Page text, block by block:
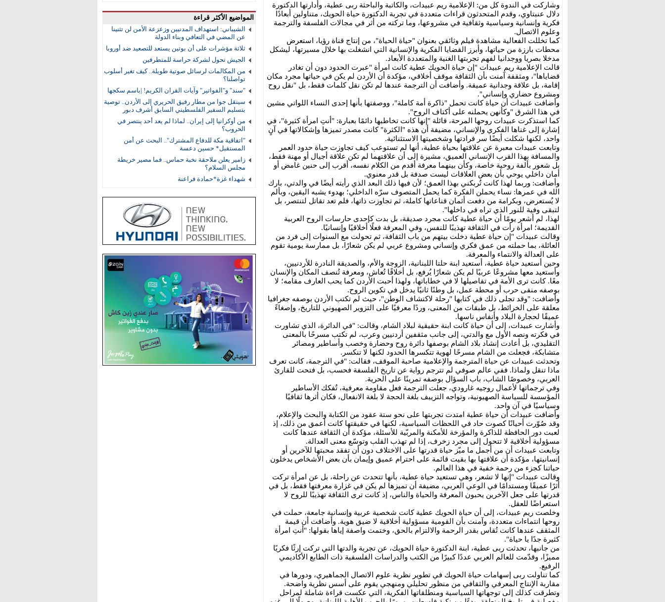
المواضيع الأكثر قراءة
الشيباني: استهداف المدنيين وزعزعة الأمن لن تثنينا
عن المضي في التعافي وبناء الدولة
ثلاثة مؤشرات على أن بوتين يستعد للتصعيد ضد أوروبا
الجيش تحول لشركة حراسة للمتطرفين
من المكالمات لرسائل صوتية طويلة.. كيف تغير أسلوب
تواصلنا؟
"سند" و"الفواتير" وآيات القران الكريم! |باسم سكجها
سينقل جوا من مطار رفيق الحريري إلى الأردن.. توصية
بتسليم السفير الفلسطيني السابق أشرف دبور
من أوكرانيا إلى إيران.. لماذا لم يعد أحد ينتصر في
الحروب؟
"اتفاقية مكة للدفاع المشترك".. البحث عن أمن
المستقبل* حسين دعسة
زامير يعلن ملاحقة نخبة حماس.. فما مصير خريطة
مجلس السلام؟
شهداء غزة*حمادة فراعنة
وشاركت في الندوة كل من: الإعلامية ريم عبيدات، والكاتبة والباحثة ربى عطية، وأدارتها الدكتورة
دلال عنبتاوي، وقدم المتحدثون قراءات متعددة في تجربة الدكتورة حياة الحويك، متناولين أبعادًا
فكرية وإنسانية وسياسية وثقافية في مشروعها، وما تركته من أثر في مجالات الفلسفة والترجمة
وعلوم الاتصال.
كما تخللت الفعالية مشاهدة فيلم وثائقي بعنوان "حياة الحياة"، من إنتاج قناة رؤيا، استعرض
محطات بارزة من حياتها، وأبرز القضايا الفكرية والإنسانية التي انشغلت بها خلال مسيرتها، ليشكل
مدخلا بصريا ووجدانيا لفهم تجربتها الغنية والمتعددة الأبعاد.
قالت الإعلامية ريم عبيدات "إن حياة الحويك عطية كانت امرأة "عبرت الحدود دون أن تغادر
قضاياها"، ومثقفة آمنت بأن الثقافة موقف أخلاقي، مؤكدة أن الأردن لم يكن في حياتها مجرد مكان
إقامة، بل علاقة وجدانية عميقة. وأضافت أن الترجمة عندها لم تكن نقل كلمات فقط، بل "نقل روح
ومشروع حضاري وإنساني".
وأضافت عبيدات أن حياة كانت تحمل "ذاكرة أمة كاملة"، ووصفتها بأنها إحدى النساء اللواتي مشين
في هذا الشرق "وكأنهن يحملنه على أكتاف الروح".
كما استذكرت عبيدات روحها المرحة، قائلة "إنها كانت تخاطبها دائمًا بعبارة: "أنتِ امرأة كثيرة"، في
إشارة إلى غناها الفكري والإنساني، مضيفة أن هذه "الكثرة" كانت مصدر تميزها وإشكالاتها في آنٍ
واحد، لكنها شكلت أيضًا سر فرادتها وشخصيتها الاستثنائية.
وتابعت عبيدات معبرة عن علاقتها بحياة عطية، أنها لم تستوعب كيف تجاوزت حياة حدود العمر
والمسافة بهذا القرب الإنساني العميق، مشيرة إلى أن علاقتهما لم تكن علاقة أجيال أو مهنة فقط،
بل شعور بألفة روحية خاصة، وكأن بينهما معرفة أقدم من الكلام نفسه، أقرب إلى حنين غامض أو
أمان داخلي يوحي بأن بعض العلاقات ليست صدفة بل قدر معنوي.
وأضافت: وربما لهذا كانت تُربكني بهذا العمق؛ لأن فيها ذلك البعد الذي رأيته أيضًا في والدتي، بارك
الله في عمرها: نساء يحملن الفكرة كما يحمل المتصوف سرّه الداخلي؛ بهدوء يشبه اليقين، وبألم
لا يُستعرض، وبكرامة من دفعت أثمان قناعاتها كاملة، ثم تجاوزت ذاتها، فلم تعد تقاتل لتنتصر، بل
لتبقى وفية للنور الذي تراه في داخلها".
لهذا، لم أشعر يومًا أن حياة عطية كانت مجرد صديقة، بل بدت كإحدى حارسات الروح العربية
القديمة؛ امرأة رأت في الثقافة تهذيبًا للنفس، وفي المعرفة فعلًا أخلاقيًا وإنسانيًا.
وقالت عبيدات "إن حياة عطية دخلت بيتهم من باب الثقافة، ثم تحولت مع السنوات إلى فرد من
العائلة، بما حملته من عمق فكري وإنساني ومشروع عربي لم يكن شعارًا، بل ممارسة يومية تقوم
على العدالة والانتماء والمعرفة.
وحين أستعيد حياة عطية، أستعيد ابنة حلتا اللبنانية، الزوجة والأم، والصديقة النادرة للأردنيين،
وأستعيد معها مشروعًا عربيًا لم يكن شعارًا يُرفع، بل أخلاقًا تُعاش، ومعرفة تُنصف المكان والإنسان
معًا. كانت ترى الأمة في تفاصيلها لا في خطاباتها، ولهذا أحبت الأردن كما يحب العارف مقامه؛ لا
بوصفه منفى حرب أو محطة عمل، بل وطنًا ثانيًا يدخل في تكوين الروح.
وأضافت: "وقد تجلى ذلك في كتابها "رحلة لاكتشاف الوطن"، حيث لم تكتب الأردن بوصفه جغرافيا
معلقة على الخرائط، بل طبقات من المعنى، وردًا معرفيًا على التزوير الصهيوني للتاريخ، وإصغاءً
عميقًا لحجارة البلاد وأنفاس ناسها.
وأشارت عبيدات، إلى أن حياة كانت ابنة حقيقية لبلاد الشام، وقالت: "في الدائرة، الذي تشاورت
في فكرته ونصه الأول مع والدتي، إلى جانب مثقفين أردنيين وعرب، لم تكتب مسرحًا بالمعنى
التقليدي، بل أعادت إنشاد بلاد الشام بوصفها دائرة روح وحضارة وخصب وأساطير ومصائر
متشابكة، فجعلت من الشام مسرحًا لهوية تتكسرها الحدود لكنها لا تنكسر.
وتحدثت عبيدات عن حياة المترجمة والإعلامية صاحبة الموقف، فقالت: "في الترجمة، كانت تعرف
ماذا تنقل ولماذا. ففي عالم صوفي لم تترجم رواية عن تاريخ الفلسفة فحسب، بل فتحت للقارئ
العربي، وخصوصًا الشاب، باب السؤال بوصفه تمرينًا على الحرية.
وفي ترجماتها لأعمال روجيه غارودي، جعلت الترجمة فعل مقاومة معرفية، تُفكك الأساطير
المؤسسة للسياسة الصهيونية، وتواجه التزييف بلغة الحجة لا بلغة الانفعال، فكان أثرها ثقافيًا
وسياسيًا في آن واحد.
وأضافت عبيدات أن حياة عطية امتدت تجربتها على نحو ستة عقود من الكتابة والبحث والإعلام،
وقد صُوّرت أحيانًا كصوت حاد في اللحظات السياسية، لكنها في حقيقتها كانت أعمق من ذلك، إذ
لعبت دور الحافظة للذاكرة والمؤرخة للأمكنة والمربّية للأسئلة، مؤكدة أن الثقافة عندها كانت
مسؤولية أخلاقية لا تتحول إلى مجرد زخرف، إذا لم تهذب القلب وتوسّع معنى العدالة.
وتابعت عبيدات أن من أجمل ما ميّز حياة قدرتها على الاختلاف دون أن تفقد محبتها للآخرين أو
إنسانيتها، مؤكدة أن علاقتها بها بقيت قائمة على احترام عميق وإيمان بأن بعض الأشخاص يدخلون
حياتنا كجزء من رحمة خفية في هذا العالم.
وقالت عبيدات "إنها لا تشعر، وهي تستعيد حياة عطية، بأنها تتحدث عن راحلة، بل عن امرأة تركت
أثرًا عميقًا ومستدامًا في الوعي العربي، مضيفة أن تميزها لم يكن في غزارة معرفتها فقط، بل في
قدرتها على جعل الآخرين يحبون المعرفة والحياة والناس، إذ كانت ترى الثقافة تهذيبًا للروح لا
استعراضًا للعقل.
وخلصت ريم عبيدات، إلى أن حياة الحويك عطية كانت شخصية عربية وإنسانية جامعة، حملت في
روحها انتماءات متعددة، وآمنت بأن القومية مسؤولية أخلاقية لا ضيق هوية. وأضافت أن قيمة
المثقف عندها كانت تُقاس بقدر الرحمة والالتزام بالحق، وختمت واصفة إياها بقولها: "أنتِ امرأة
كثيرة جدًا يا حياة".
من جانبها، تحدثت ربى عطية، ابنة الدكتورة حياة الحويك، عن تجربة والدتها التي تركت إرثًا فكريًا
مميزًا، وقدّمت للعالم العربي عددًا كبيرًا من الكتب والدراسات الفلسفية ذات الطابع الأكاديمي
الرفيع.
كما تناولت ربى إسهامات حياة الحويك في تطوير نظرية علوم الاتصال الجماهيري، ودورها في
مقاربة الإنتاج المعرفي والثقافي من منظور تحليلي ومنهجي يقوم على أسس نظرية واضحة.
وتطرقت كذلك إلى توجهاتها السياسية ومنطلقاتها الفكرية، التي عكست قراءة شاملة لمراحل